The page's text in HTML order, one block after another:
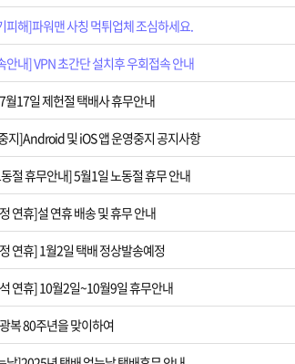
피해]파워맨 사칭 먹튀업체 조심하세요.
안내] VPN 초간단 설치후 우회접속 안내
월17일 제헌절 택배사 휴무안내
지]Android 및 iOS 앱 운영중지 공지사항
절 휴무안내] 5월1일 노동절 휴무 안내
연휴]설 연휴 배송 및 휴무 안내
연휴] 1월2일 택배 정상발송예정
연휴] 10월2일~10월9일 휴무안내
복 80주년을 맞이하여